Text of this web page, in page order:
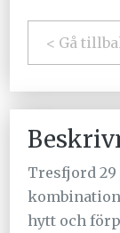
< Gå
Tresfjord 29
hytt och